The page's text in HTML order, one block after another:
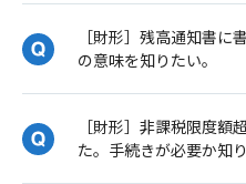
［財形］残高通知書に
の意味を知りたい。
［財形］非課税限度額
た。手続きが必要か知り